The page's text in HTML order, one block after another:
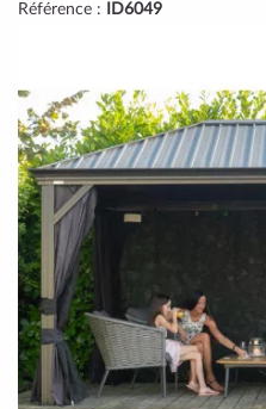
Référence : ID6049